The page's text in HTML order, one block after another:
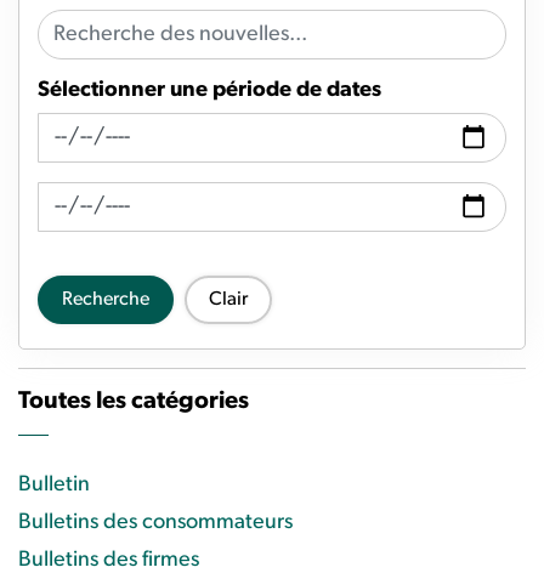
Sélectionner une période de dates
Recherche de fil d'actualité Date de
Recherche de flux d'actualités Date à
Recherche Clair
Toutes les catégories
Bulletin
Bulletins des consommateurs
Bulletins des firmes